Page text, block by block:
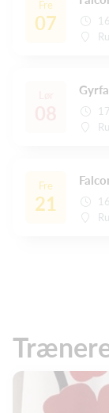
Fre
07
Fre
21